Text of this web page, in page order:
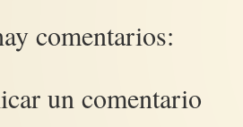
comentarios:
un comentario